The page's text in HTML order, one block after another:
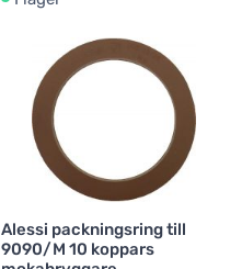
Alessi packningsring till
9090/M 10 koppars